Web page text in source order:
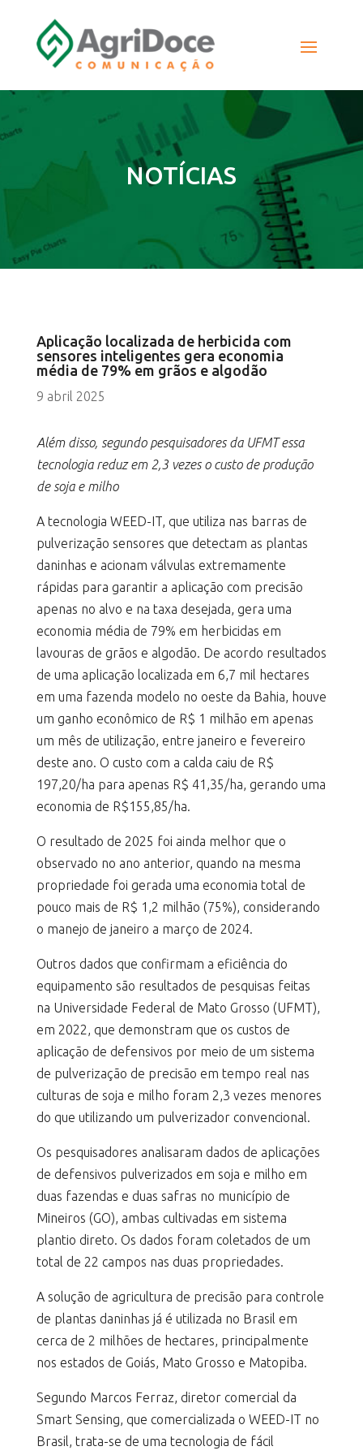
NOTÍCIAS
Aplicação localizada de herbicida com
sensores inteligentes gera economia
média de 79% em grãos e algodão
9 abril 2025
Além disso, segundo pesquisadores da UFMT essa
tecnologia reduz em 2,3 vezes o custo de produção
de soja e milho
A tecnologia WEED-IT, que utiliza nas barras de
pulverização sensores que detectam as plantas
daninhas e acionam válvulas extremamente
rápidas para garantir a aplicação com precisão
apenas no alvo e na taxa desejada, gera uma
economia média de 79% em herbicidas em
lavouras de grãos e algodão. De acordo resultados
de uma aplicação localizada em 6,7 mil hectares
em uma fazenda modelo no oeste da Bahia, houve
um ganho econômico de R$ 1 milhão em apenas
um mês de utilização, entre janeiro e fevereiro
deste ano. O custo com a calda caiu de R$
197,20/ha para apenas R$ 41,35/ha, gerando uma
economia de R$155,85/ha.
O resultado de 2025 foi ainda melhor que o
observado no ano anterior, quando na mesma
propriedade foi gerada uma economia total de
pouco mais de R$ 1,2 milhão (75%), considerando
o manejo de janeiro a março de 2024.
Outros dados que confirmam a eficiência do
equipamento são resultados de pesquisas feitas
na Universidade Federal de Mato Grosso (UFMT),
em 2022, que demonstram que os custos de
aplicação de defensivos por meio de um sistema
de pulverização de precisão em tempo real nas
culturas de soja e milho foram 2,3 vezes menores
do que utilizando um pulverizador convencional.
Os pesquisadores analisaram dados de aplicações
de defensivos pulverizados em soja e milho em
duas fazendas e duas safras no município de
Mineiros (GO), ambas cultivadas em sistema
plantio direto. Os dados foram coletados de um
total de 22 campos nas duas propriedades.
A solução de agricultura de precisão para controle
de plantas daninhas já é utilizada no Brasil em
cerca de 2 milhões de hectares, principalmente
nos estados de Goiás, Mato Grosso e Matopiba.
Segundo Marcos Ferraz, diretor comercial da
Smart Sensing, que comercializada o WEED-IT no
Brasil, trata-se de uma tecnologia de fácil